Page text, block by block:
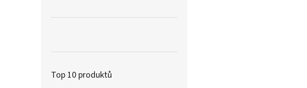
Top 10 produktů